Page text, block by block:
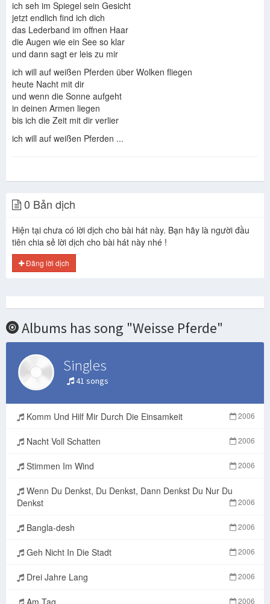
ich seh im Spiegel sein Gesicht
jetzt endlich find ich dich
das Lederband im offnen Haar
die Augen wie ein See so klar
und dann sagt er leis zu mir
ich will auf weißen Pferden über Wolken fliegen
heute Nacht mit dir
und wenn die Sonne aufgeht
in deinen Armen liegen
bis ich die Zeit mit dir verlier
ich will auf weißen Pferden ...
0 Bản dịch
Hiện tại chưa có lời dịch cho bài hát này. Bạn hãy là người đầu
tiên chia sẻ lời dịch cho bài hát này nhé !
Đăng lời dịch
Albums has song "Weisse Pferde"
Singles
41 songs
Komm Und Hilf Mir Durch Die Einsamkeit 2006
Nacht Voll Schatten 2006
Stimmen Im Wind 2006
Wenn Du Denkst, Du Denkst, Dann Denkst Du Nur Du
Denkst
2006
Bangla-desh 2006
Geh Nicht In Die Stadt 2006
Drei Jahre Lang 2006
Am Tag 2006